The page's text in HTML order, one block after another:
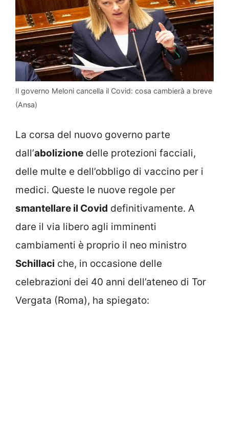
Il governo Meloni cancella il Covid: cosa cambierà a breve
(Ansa)
La corsa del nuovo governo parte
dall’abolizione delle protezioni facciali,
delle multe e dell’obbligo di vaccino per i
medici. Queste le nuove regole per
smantellare il Covid definitivamente. A
dare il via libero agli imminenti
cambiamenti è proprio il neo ministro
Schillaci che, in occasione delle
celebrazioni dei 40 anni dell’ateneo di Tor
Vergata (Roma), ha spiegato: